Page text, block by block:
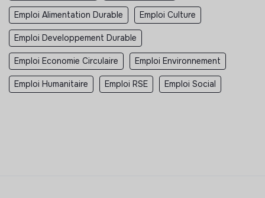
Emploi Alimentation Durable Emploi Culture
Emploi Developpement Durable
Emploi Economie Circulaire Emploi Environnement
Emploi Humanitaire Emploi RSE Emploi Social